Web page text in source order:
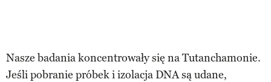
Nasze badania koncentrowały się na Tutanchamonie.
Jeśli pobranie próbek i izolacja DNA są udane,